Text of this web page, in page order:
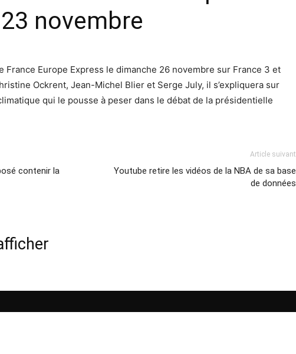
novembre
France Europe Express le dimanche 26 novembre sur France 3 et
Ockrent, Jean-Michel Blier et Serge July, il s’expliquera sur
qui le pousse à peser dans le débat de la présidentielle
contenir la
Article suivant
Youtube retire les vidéos de la NBA de sa base
de données